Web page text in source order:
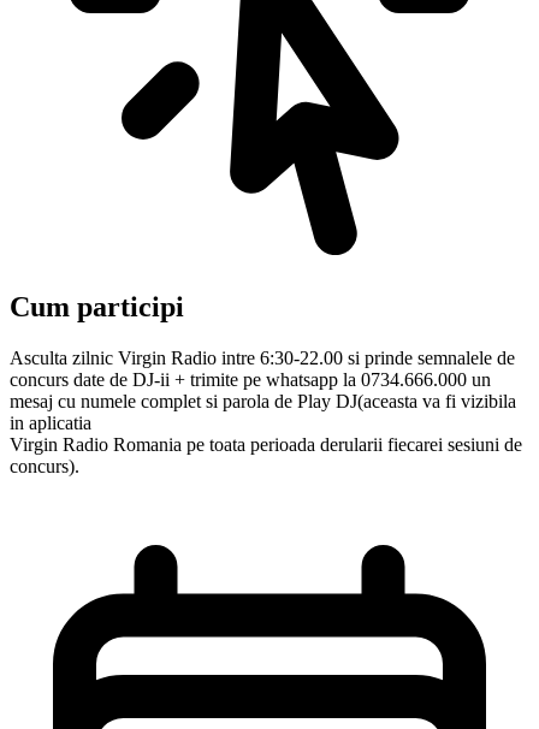
Cum participi
Asculta zilnic Virgin Radio intre 6:30-22.00 si prinde semnalele de
concurs date de DJ-ii + trimite pe whatsapp la 0734.666.000 un
mesaj cu numele complet si parola de Play DJ(aceasta va fi vizibila
in aplicatia
Virgin Radio Romania pe toata perioada derularii fiecarei sesiuni de
concurs).